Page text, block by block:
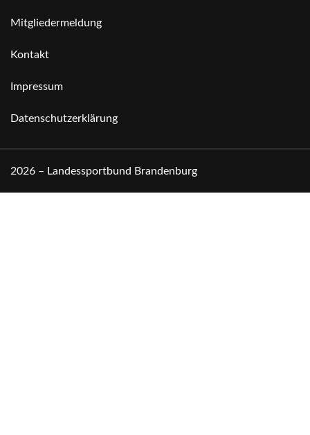
Mitgliedermeldung
Kontakt
Impressum
Datenschutzerklärung
2026 – Landessportbund Brandenburg